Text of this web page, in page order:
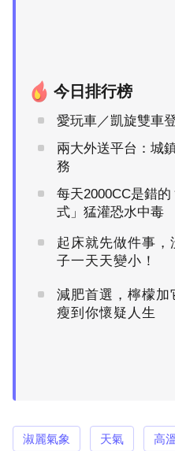
今日排行榜
愛玩車／凱旋雙車
兩大外送平台：城
務
每天2000CC是錯
式」猛灌恐水中毒
起床就先做件事
子一天天變小！
減肥首選，檸檬加
瘦到你懷疑人生
淑麗氣象 天氣 高溫